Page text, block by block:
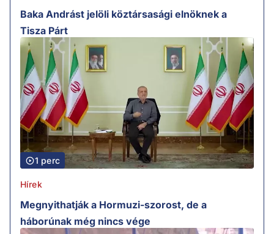
Baka Andrást jelöli köztársasági elnöknek a
Tisza Párt
1 perc
Hírek
Megnyithatják a Hormuzi-szorost, de a
háborúnak még nincs vége